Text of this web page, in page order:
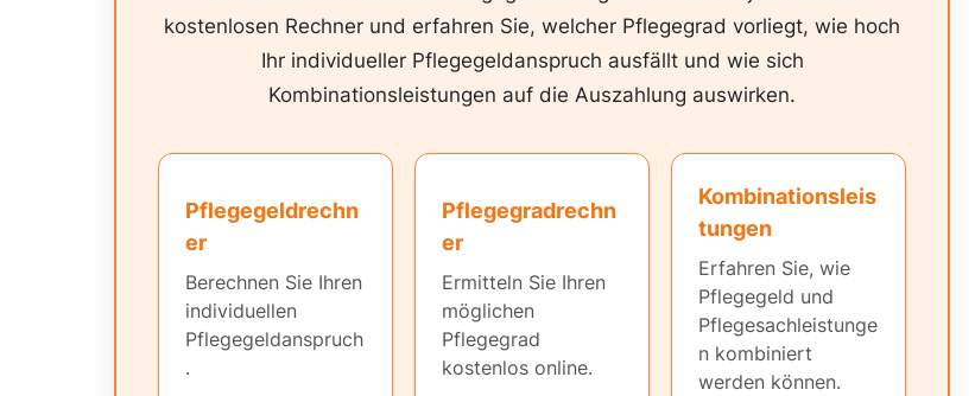
kostenlosen Rechner und erfahren Sie, welcher Pflegegrad vorliegt, wie hoch
Ihr individueller Pflegegeldanspruch ausfällt und wie sich
Kombinationsleistungen auf die Auszahlung auswirken.
Pflegegeldrechn
er
Berechnen Sie Ihren
individuellen
Pflegegeldanspruch
.
Pflegegradrechn
er
Ermitteln Sie Ihren
möglichen
Pflegegrad
kostenlos online.
Kombinationsleis
tungen
Erfahren Sie, wie
Pflegegeld und
Pflegesachleistunge
n kombiniert
werden können.